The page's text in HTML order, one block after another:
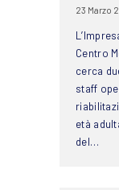
23 Marzo
Centro
cerca
staff
età
del…